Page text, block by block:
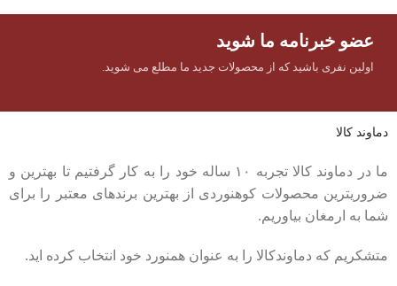
عضو خبرنامه ما شوید
اولین نفری باشید که از محصولات جدید ما مطلع می شوید.
دماوند کالا
ما در دماوند کالا تجربه ۱۰ ساله خود را به کار گرفتیم تا بهترین و
ضروریترین محصولات کوهنوردی از بهترین برندهای معتبر را برای
شما به ارمغان بیاوریم.
متشکریم که دماوندکالا را به عنوان همنورد خود انتخاب کرده اید.